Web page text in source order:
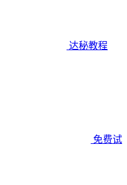
达秘教程
免费试